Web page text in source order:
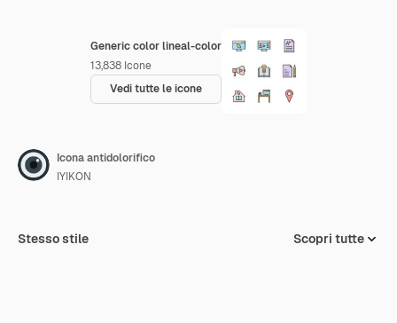
Generic color lineal-color
13,838 Icone
Vedi tutte le icone
Icona antidolorifico
IYIKON
Stesso stile Scopri tutte